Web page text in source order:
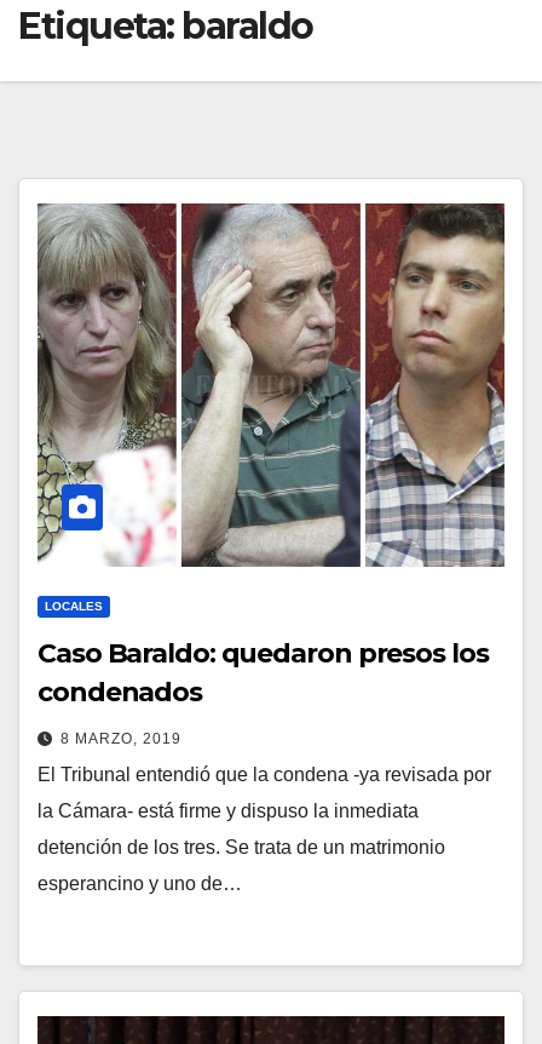
Etiqueta: baraldo
LOCALES
Caso Baraldo: quedaron presos los
condenados
8 MARZO, 2019
El Tribunal entendió que la condena -ya revisada por
la Cámara- está firme y dispuso la inmediata
detención de los tres. Se trata de un matrimonio
esperancino y uno de…